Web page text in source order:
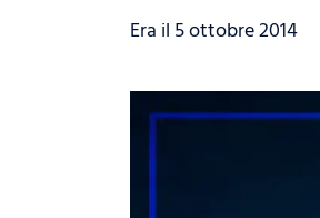
Era il 5 ottobre 2014